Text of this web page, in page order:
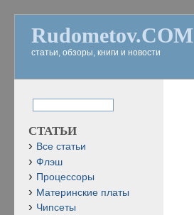
Rudometov.COM
статьи, обзоры, книги и новости
СТАТЬИ
Все статьи
Флэш
Процессоры
Материнские платы
Чипсеты